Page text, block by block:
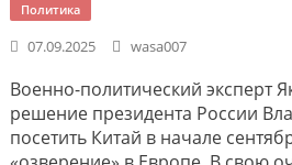
Политика
07.09.2025 wasa007
Военно-политический эксперт
решение президента России
посетить Китай в начале